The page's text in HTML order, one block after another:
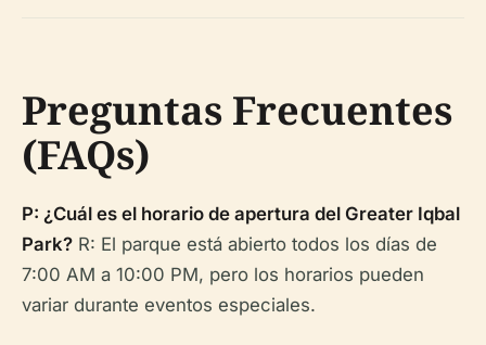
Preguntas Frecuentes
(FAQs)
P: ¿Cuál es el horario de apertura del Greater Iqbal
Park? R: El parque está abierto todos los días de
7:00 AM a 10:00 PM, pero los horarios pueden
variar durante eventos especiales.